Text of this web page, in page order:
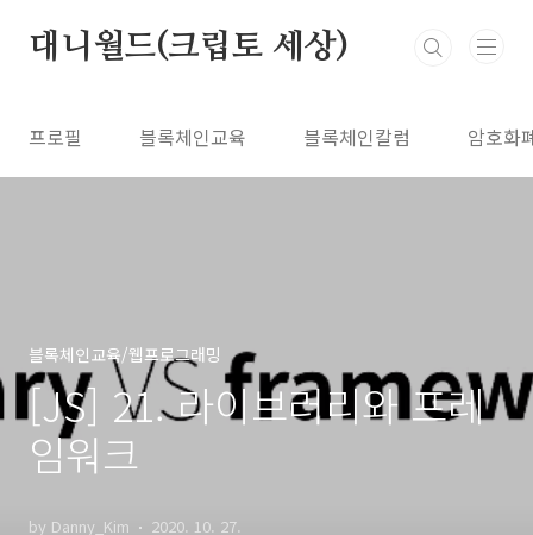
대니월드(크립토 세상)
프로필 블록체인교육 블록체인칼럼 암호화
블록체인교육/웹프로그래밍
[JS] 21. 라이브러리와 프레
임워크
by Danny_Kim 2020. 10. 27.